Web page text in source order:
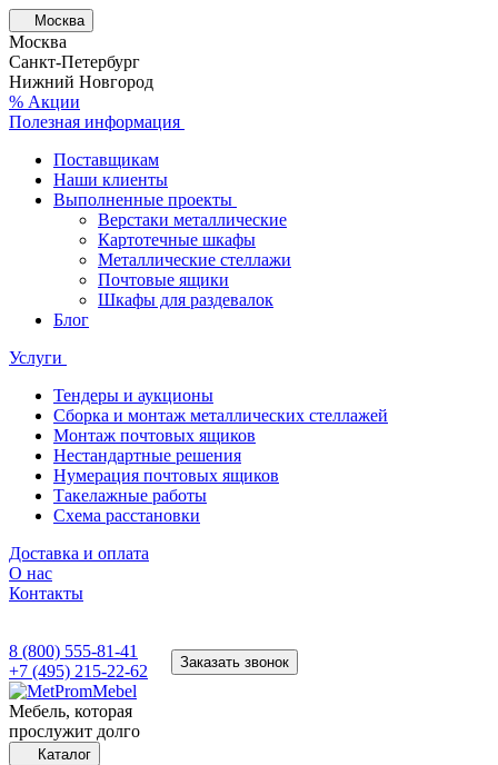
Москва
Москва
Санкт-Петербург
Нижний Новгород
% Акции
Полезная информация
Поставщикам
Наши клиенты
Выполненные проекты
Верстаки металлические
Картотечные шкафы
Металлические стеллажи
Почтовые ящики
Шкафы для раздевалок
Блог
Услуги
Тендеры и аукционы
Сборка и монтаж металлических стеллажей
Монтаж почтовых ящиков
Нестандартные решения
Нумерация почтовых ящиков
Такелажные работы
Схема расстановки
Доставка и оплата
О нас
Контакты
8 (800) 555-81-41
+7 (495) 215-22-62
Заказать звонок
Мебель, которая
прослужит долго
Каталог